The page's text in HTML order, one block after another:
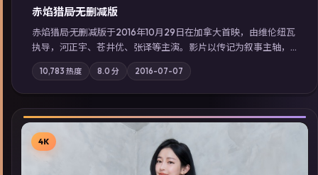
赤焰猎局·无删减版
赤焰猎局·无删减版于2016年10月29日在加拿大首映，由维伦纽瓦
执导，河正宇、苍井优、张译等主演。影片以传记为叙事主轴，
亲情与职责必须在倒计时结束前做出抉择；摄影与配乐强化地域
气质；站内亦可通过「国产免费观看高清电视剧在线看」延展检
索同类型高分佳作，畅享高清在线追剧体验。
10,783 热度 8.0 分 2016-07-07
4K